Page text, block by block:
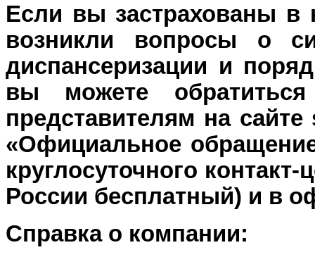
Если вы застрахованы
возникли вопросы о
диспансеризации и
вы можете
представителям на
«Официальное
круглосуточного
России бесплатный) и в
Справка о компании: